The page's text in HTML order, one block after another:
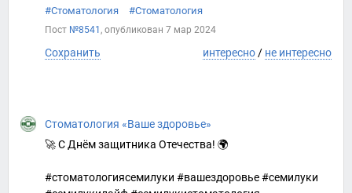
#Стоматология #Стоматология
Пост №8541 , опубликован 7 мар 2024
Сохранить интересно / не интересно
Стоматология «Ваше здоровье»
🚀 С Днём защитника Отечества! 🌍
#стоматологиясемилуки #вашездоровье #семилуки